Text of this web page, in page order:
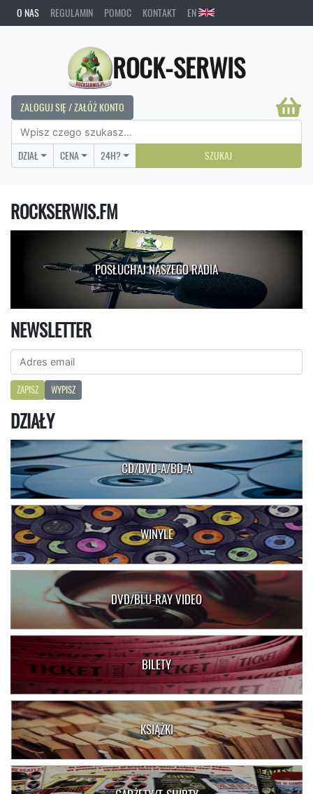
O NAS REGULAMIN POMOC KONTAKT EN
ROCK-SERWIS
ZALOGUJ SIĘ / ZAŁÓŻ KONTO
DZIAŁ CENA 24H? SZUKAJ
ROCKSERWIS.FM
POSŁUCHAJ NASZEGO RADIA
NEWSLETTER
ZAPISZ WYPISZ
DZIAŁY
CD/DVD-A/BD-A
WINYLE
DVD/BLU-RAY VIDEO
BILETY
KSIĄŻKI